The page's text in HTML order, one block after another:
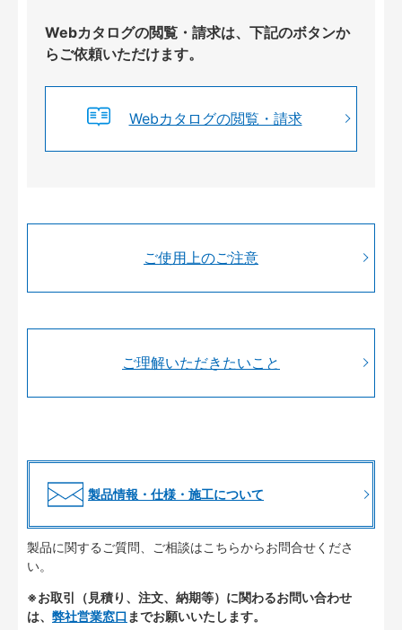
Webカタログの閲覧・請求は、下記のボタンか
らご依頼いただけます。
Webカタログの閲覧・請求
ご使用上のご注意
ご理解いただきたいこと
製品情報・仕様・施工について
製品に関するご質問、ご相談はこちらからお問合せくださ
い。
※お取引（見積り、注文、納期等）に関わるお問い合わせ
は、 弊社営業窓口 までお願いいたします。